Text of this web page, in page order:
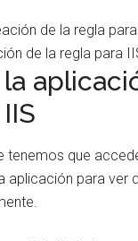
de la regla para
tenemos que
aplicación para ver